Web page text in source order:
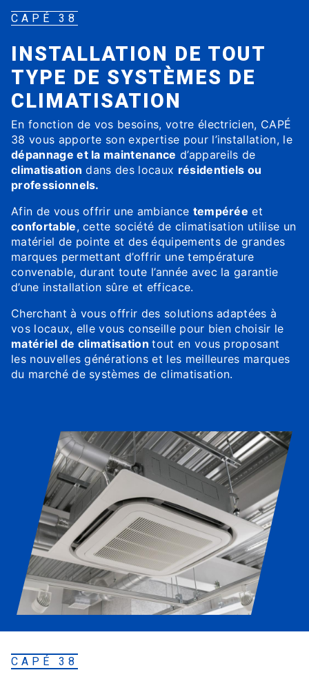
CAPÉ 38
INSTALLATION DE TOUT
TYPE DE SYSTÈMES DE
CLIMATISATION
En fonction de vos besoins, votre électricien, CAPÉ
38 vous apporte son expertise pour l’installation, le
dépannage et la maintenance d’appareils de
climatisation dans des locaux résidentiels ou
professionnels.
Afin de vous offrir une ambiance tempérée et
confortable, cette société de climatisation utilise un
matériel de pointe et des équipements de grandes
marques permettant d’offrir une température
convenable, durant toute l’année avec la garantie
d’une installation sûre et efficace.
Cherchant à vous offrir des solutions adaptées à
vos locaux, elle vous conseille pour bien choisir le
matériel de climatisationtout en vous proposant
les nouvelles générations et les meilleures marques
du marché de systèmes de climatisation.
CAPÉ 38